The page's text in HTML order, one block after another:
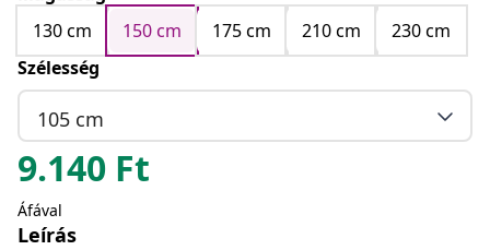
130 cm
150 cm 175 cm 210 cm
230 cm
Szélesség
105 cm
9.140 Ft
Áfával
Leírás